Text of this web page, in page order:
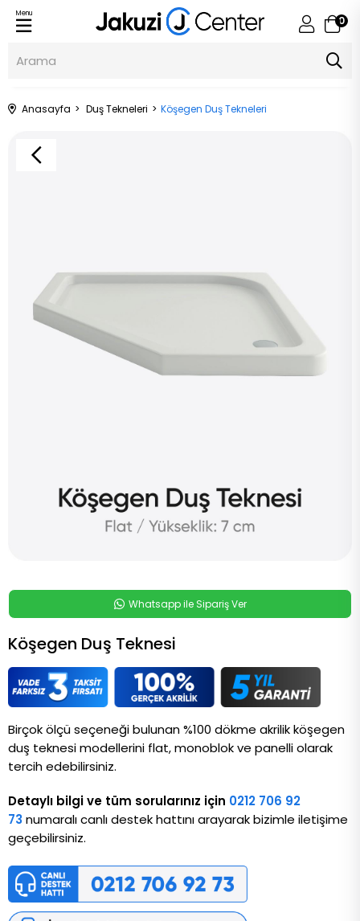
0
Menu
Anasayfa Duş Tekneleri Köşegen Duş Tekneleri
Whatsapp ile Sipariş Ver
Köşegen Duş Teknesi
Birçok ölçü seçeneği bulunan %100 dökme akrilik köşegen
duş teknesi modellerini flat, monoblok ve panelli olarak
tercih edebilirsiniz.
Detaylı bilgi ve tüm sorularınız için 0212 706 92
73 numaralı canlı destek hattını arayarak bizimle iletişime
geçebilirsiniz.